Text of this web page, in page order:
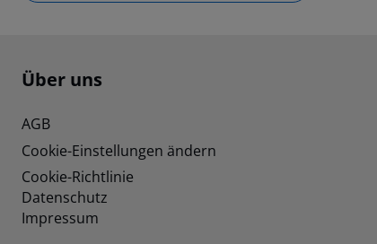
Footer navigation
Über uns
AGB
Cookie-Einstellungen ändern
Cookie-Richtlinie
Datenschutz
Impressum